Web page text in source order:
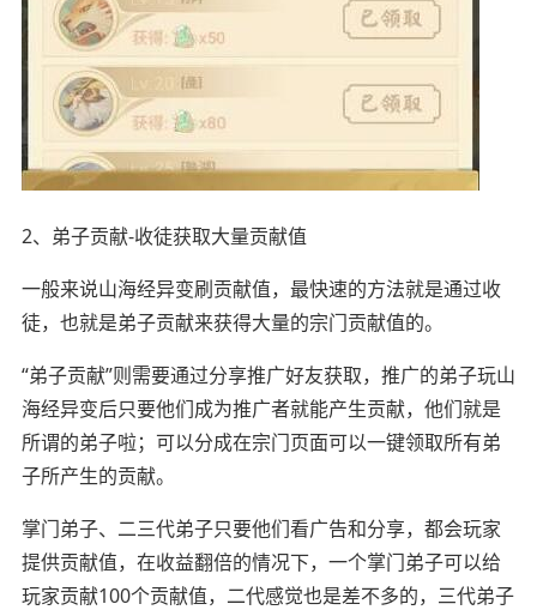
2、弟子贡献-收徒获取大量贡献值
一般来说山海经异变刷贡献值，最快速的方法就是通过收
徒，也就是弟子贡献来获得大量的宗门贡献值的。
“弟子贡献”则需要通过分享推广好友获取，推广的弟子玩山
海经异变后只要他们成为推广者就能产生贡献，他们就是
所谓的弟子啦；可以分成在宗门页面可以一键领取所有弟
子所产生的贡献。
掌门弟子、二三代弟子只要他们看广告和分享，都会玩家
提供贡献值，在收益翻倍的情况下，一个掌门弟子可以给
玩家贡献100个贡献值，二代感觉也是差不多的，三代弟子